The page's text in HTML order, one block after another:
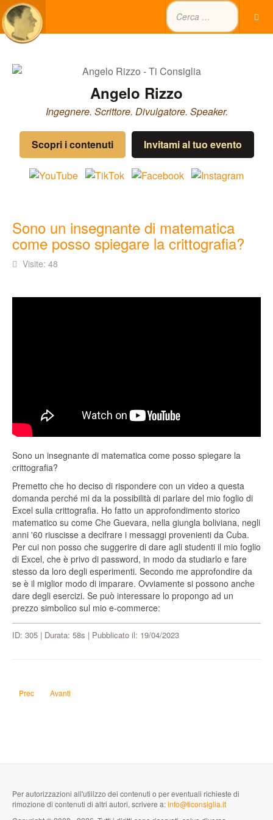
Angelo Rizzo
Ingegnere. Scrittore. Divulgatore. Speaker.
Scopri i contenuti Invitami al tuo evento
Sono un insegnante di matematica
come posso spiegare la crittografia?
Visite: 48
Sono un insegnante di matematica come posso spiegare la
crittografia?
Premetto che ho deciso di rispondere con un video a questa
domanda perché mi da la possibilità di parlare del mio foglio di
Excel sulla crittografia. Ho fatto un approfondimento storico
matematico su come Che Guevara, nella giungla boliviana, negli
anni '60 riuscisse a decifrare i messaggi provenienti da Cuba.
Per cui non posso che suggerire di dare agli studenti il mio foglio
di Excel, che è privo di password, in modo da studiarlo e fare
stesso da loro degli esperimenti. Secondo me approfondire da
se è il miglior modo di imparare. Ovviamente si possono anche
dare degli esercizi. Se può interessare lo propongo ad un
prezzo simbolico sul mio e-commerce:
ID: 305 | Durata: 58s | Pubblicato il: 19/04/2023
Articolo precedente: Domani è un altro giorno o domani è un giorno in
Prec Articolo successivo: Perché si dice ok?
Avanti
Per autorizzazioni all'utilizzo dei contenuti o per eventuali richieste di
rimozione di contenuti di altri autori, scrivere a:info@ticonsiglia.it